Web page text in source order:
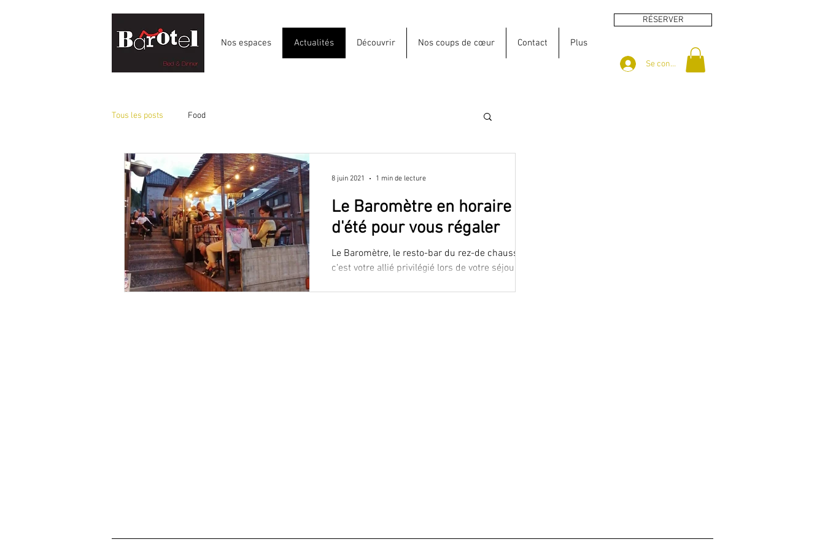
Nos espaces Actualités Découvrir Nos coups de cœur Contact Plus
RÉSERVER
Se connecter
Tous les posts Food
Le Baromètre en horaire
d'été pour vous régaler
Le Baromètre, le resto-bar du rez-de chaussée,
c'est votre allié privilégié lors de votre séjour au
8 juin 2021 1 min de lecture